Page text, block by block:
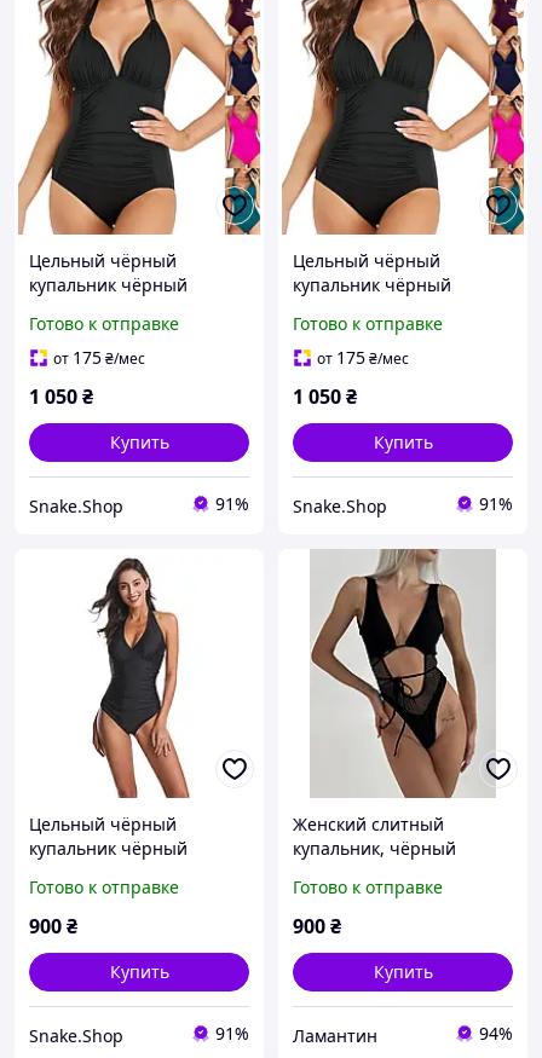
Цельный чёрный
купальник чёрный
женский чёрного цвета
Готово к отправке
от 175₴/мес
1 050₴
Купить
Snake.Shop 91%
Цельный чёрный
купальник чёрный
женский чёрного цвета
Готово к отправке
от 175₴/мес
1 050₴
Купить
Snake.Shop 91%
Цельный чёрный
купальник чёрный
женский чёрного цвета
Готово к отправке
900₴
Купить
Snake.Shop 91%
Женский слитный
купальник, чёрный
купальник чёрного цвета
с вырезом
Готово к отправке
900₴
Купить
Ламантин 94%